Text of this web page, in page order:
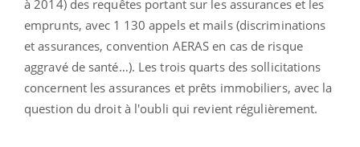
à 2014) des requêtes portant sur les assurances et les
emprunts, avec 1 130 appels et mails (discriminations
et assurances, convention AERAS en cas de risque
aggravé de santé…). Les trois quarts des sollicitations
concernent les assurances et prêts immobiliers, avec la
question du droit à l'oubli qui revient régulièrement.